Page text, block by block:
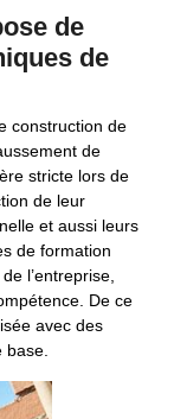
de
de
construction de
de
stricte lors de
de leur
et aussi leurs
de formation
l’entreprise,
De ce
avec des